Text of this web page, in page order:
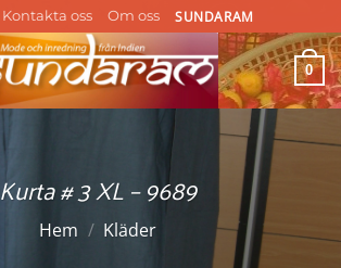
Kontakta oss Om oss SUNDARAM
0
Kurta # 3 XL – 9689
Hem / Kläder